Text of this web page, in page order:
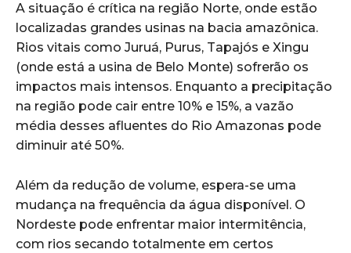
A situação é crítica na região Norte, onde estão
localizadas grandes usinas na bacia amazônica.
Rios vitais como Juruá, Purus, Tapajós e Xingu
(onde está a usina de Belo Monte) sofrerão os
impactos mais intensos. Enquanto a precipitação
na região pode cair entre 10% e 15%, a vazão
média desses afluentes do Rio Amazonas pode
diminuir até 50%.
Além da redução de volume, espera-se uma
mudança na frequência da água disponível. O
Nordeste pode enfrentar maior intermitência,
com rios secando totalmente em certos